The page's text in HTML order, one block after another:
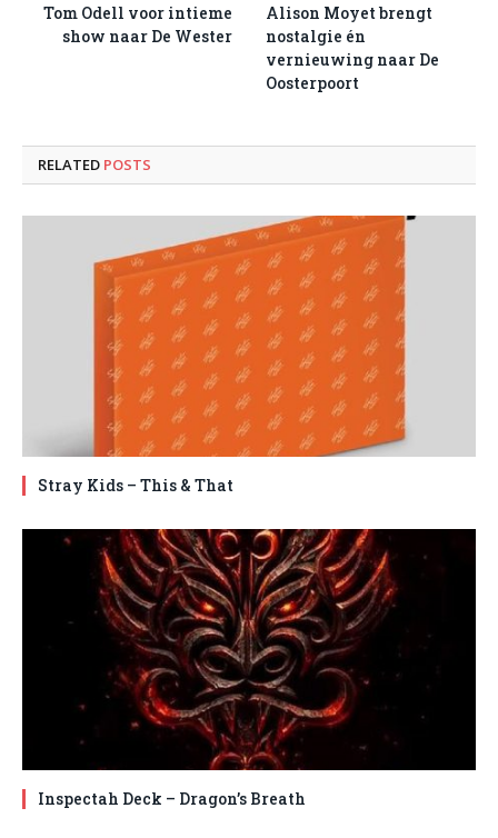
Tom Odell voor intieme
show naar De Wester
Alison Moyet brengt
nostalgie én
vernieuwing naar De
Oosterpoort
RELATED POSTS
Stray Kids – This & That
Inspectah Deck – Dragon’s Breath